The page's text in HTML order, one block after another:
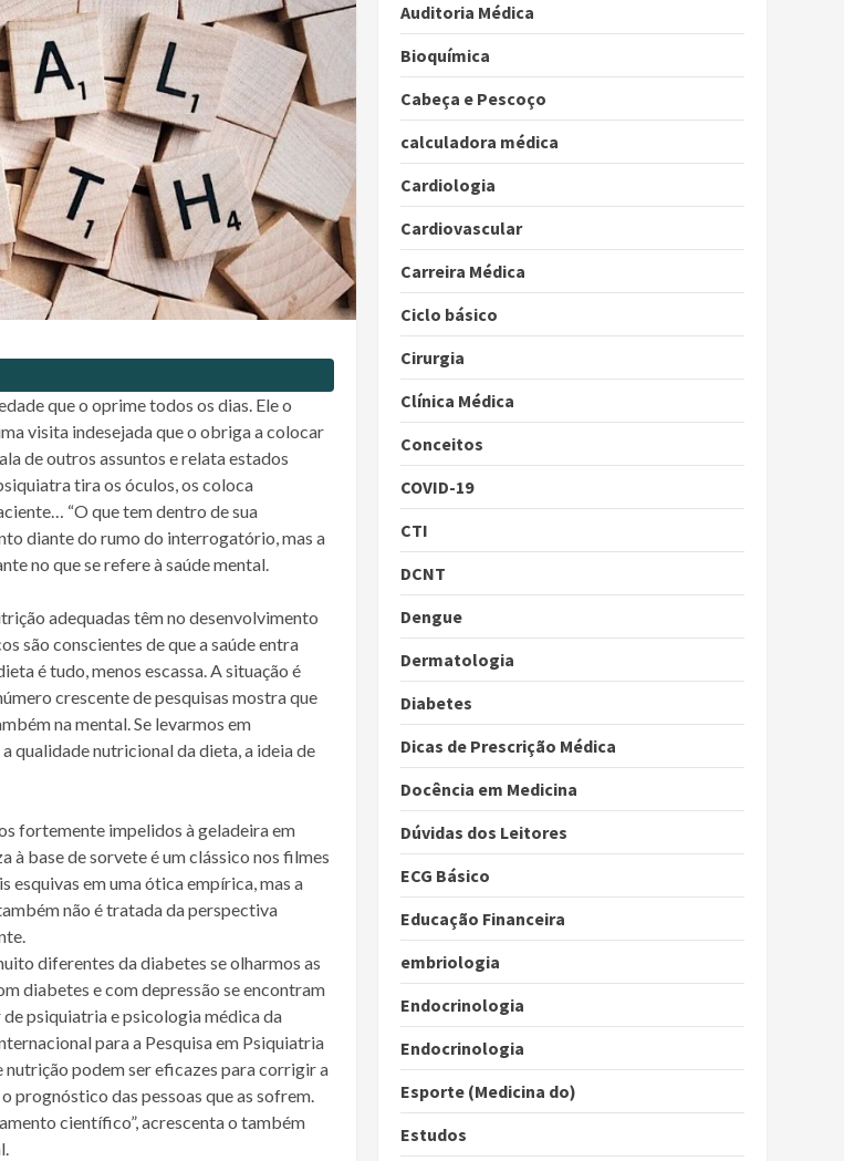
que o oprime todos os dias. Ele o
visita indesejada que o obriga a colocar
de outros assuntos e relata estados
tira os óculos, os coloca
“O que tem dentro de sua
diante do rumo do interrogatório, mas a
no que se refere à saúde mental.
adequadas têm no desenvolvimento
são conscientes de que a saúde entra
é tudo, menos escassa. A situação é
crescente de pesquisas mostra que
na mental. Se levarmos em
qualidade nutricional da dieta, a ideia de
fortemente impelidos à geladeira em
à base de sorvete é um clássico nos filmes
esquivas em uma ótica empírica, mas a
não é tratada da perspectiva
diferentes da diabetes se olharmos as
diabetes e com depressão se encontram
psiquiatria e psicologia médica da
para a Pesquisa em Psiquiatria
nutrição podem ser eficazes para corrigir a
prognóstico das pessoas que as sofrem.
científico”, acrescenta o também
Auditoria Médica
Bioquímica
Cabeça e Pescoço
calculadora médica
Cardiologia
Cardiovascular
Carreira Médica
Ciclo básico
Cirurgia
Clínica Médica
Conceitos
COVID-19
CTI
DCNT
Dengue
Dermatologia
Diabetes
Dicas de Prescrição Médica
Docência em Medicina
Dúvidas dos Leitores
ECG Básico
Educação Financeira
embriologia
Endocrinologia
Endocrinologia
Esporte (Medicina do)
Estudos